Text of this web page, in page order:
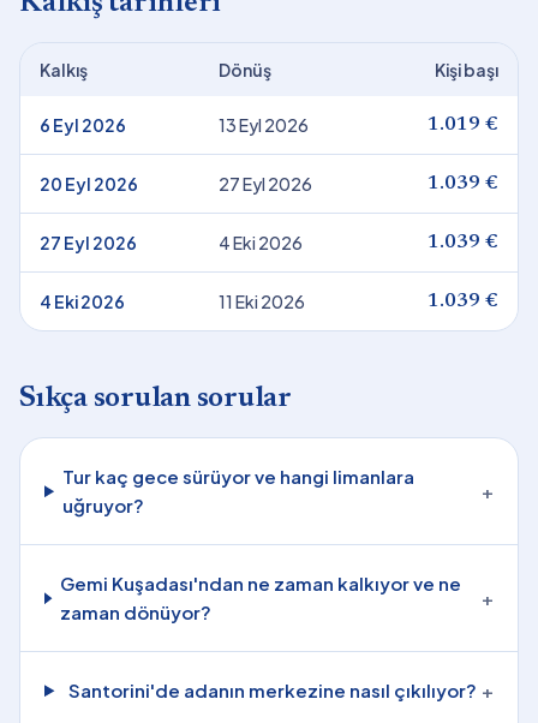
Kalkış Dönüş Kişi başı
6 Eyl 2026 13 Eyl 2026 1.019 €
20 Eyl 2026 27 Eyl 2026 1.039 €
27 Eyl 2026 4 Eki 2026 1.039 €
4 Eki 2026 11 Eki 2026 1.039 €
Sıkça sorulan sorular
Tur kaç gece sürüyor ve hangi limanlara
uğruyor?
+
Gemi Kuşadası'ndan ne zaman kalkıyor ve ne
zaman dönüyor?
+
Santorini'de adanın merkezine nasıl çıkılıyor? +